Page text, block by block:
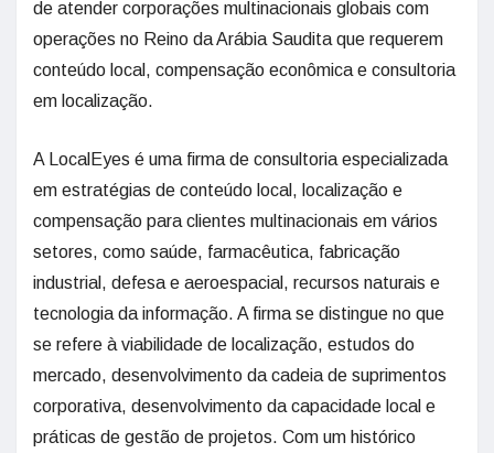
de atender corporações multinacionais globais com
operações no Reino da Arábia Saudita que requerem
conteúdo local, compensação econômica e consultoria
em localização.
A LocalEyes é uma firma de consultoria especializada
em estratégias de conteúdo local, localização e
compensação para clientes multinacionais em vários
setores, como saúde, farmacêutica, fabricação
industrial, defesa e aeroespacial, recursos naturais e
tecnologia da informação. A firma se distingue no que
se refere à viabilidade de localização, estudos do
mercado, desenvolvimento da cadeia de suprimentos
corporativa, desenvolvimento da capacidade local e
práticas de gestão de projetos. Com um histórico